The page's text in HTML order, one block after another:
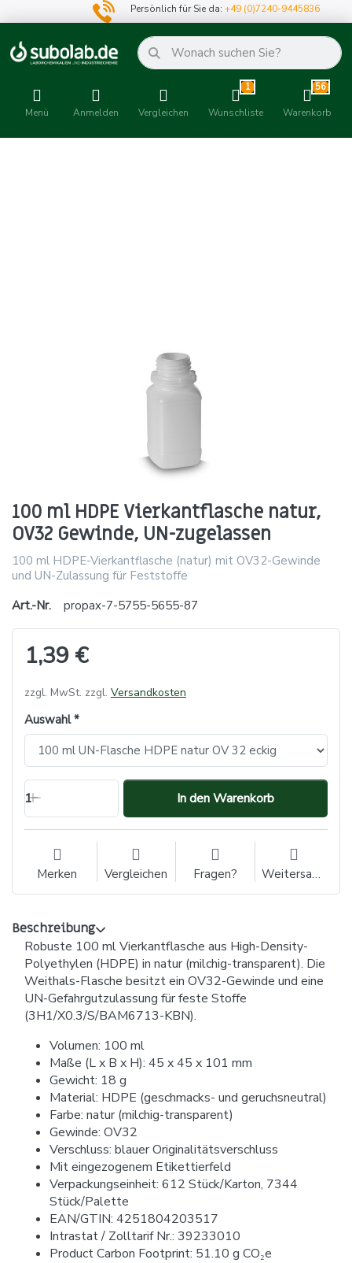
Persönlich für Sie da:+49 (0)7240-9445836
Menü Anmelden Vergleichen
1
Wunschliste
56
Warenkorb
100 ml HDPE Vierkantflasche natur,
OV32 Gewinde, UN-zugelassen
100 ml HDPE-Vierkantflasche (natur) mit OV32-Gewinde
und UN-Zulassung für Feststoffe
Art.-Nr.
propax-7-5755-5655-87
1,39 €
zzgl. MwSt. zzgl. Versandkosten
Auswahl
1 In den Warenkorb
Merken Vergleichen Fragen? Weitersagen
Beschreibung
Robuste 100 ml Vierkantflasche aus High-Density-
Polyethylen (HDPE) in natur (milchig-transparent). Die
Weithals-Flasche besitzt ein OV32-Gewinde und eine
UN-Gefahrgutzulassung für feste Stoffe
(3H1/X0.3/S/BAM6713-KBN).
Volumen: 100 ml
Maße (L x B x H): 45 x 45 x 101 mm
Gewicht: 18 g
Material: HDPE (geschmacks- und geruchsneutral)
Farbe: natur (milchig-transparent)
Gewinde: OV32
Verschluss: blauer Originalitätsverschluss
Mit eingezogenem Etikettierfeld
Verpackungseinheit: 612 Stück/Karton, 7344
Stück/Palette
EAN/GTIN: 4251804203517
Intrastat / Zolltarif Nr.: 39233010
Product Carbon Footprint: 51.10 g CO₂e